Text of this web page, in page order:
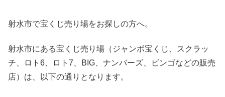
射水市で宝くじ売り場をお探しの方へ。
射水市にある宝くじ売り場（ジャンボ宝くじ、スクラッ
チ、ロト6、ロト7、BIG、ナンバーズ、ビンゴなどの販売
店）は、以下の通りとなります。